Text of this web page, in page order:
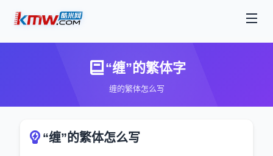
“缠”的繁体字
缠的繁体怎么写
“缠”的繁体怎么写